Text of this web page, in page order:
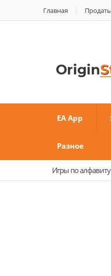
Главная
EA App
Разное
Игры по алфавиту